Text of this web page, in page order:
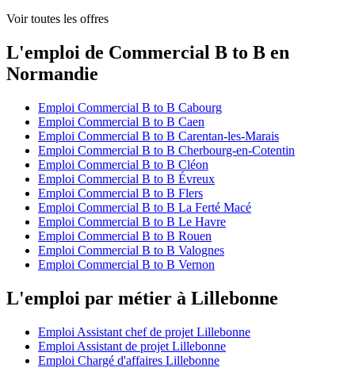
Voir toutes les offres
L'emploi de Commercial B to B en
Normandie
Emploi Commercial B to B Cabourg
Emploi Commercial B to B Caen
Emploi Commercial B to B Carentan-les-Marais
Emploi Commercial B to B Cherbourg-en-Cotentin
Emploi Commercial B to B Cléon
Emploi Commercial B to B Évreux
Emploi Commercial B to B Flers
Emploi Commercial B to B La Ferté Macé
Emploi Commercial B to B Le Havre
Emploi Commercial B to B Rouen
Emploi Commercial B to B Valognes
Emploi Commercial B to B Vernon
L'emploi par métier à Lillebonne
Emploi Assistant chef de projet Lillebonne
Emploi Assistant de projet Lillebonne
Emploi Chargé d'affaires Lillebonne